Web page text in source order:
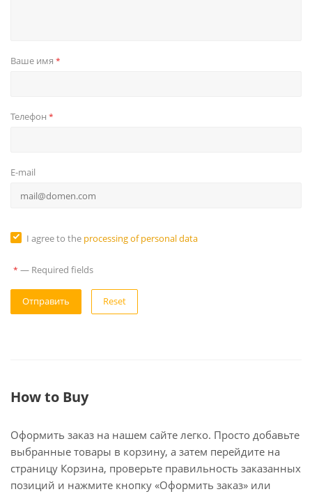
Ваше имя *
Телефон *
E-mail
I agree to the processing of personal data
* — Required fields
Reset
How to Buy
Оформить заказ на нашем сайте легко. Просто добавьте
выбранные товары в корзину, а затем перейдите на
страницу Корзина, проверьте правильность заказанных
позиций и нажмите кнопку «Оформить заказ» или